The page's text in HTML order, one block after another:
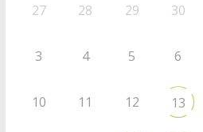
27 28 29 30
3 4 5 6
10 11 12 13